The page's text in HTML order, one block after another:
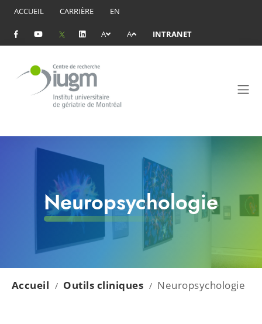
ACCUEIL CARRIÈRE EN
A A INTRANET
Neuropsychologie
Accueil / Outils cliniques / Neuropsychologie